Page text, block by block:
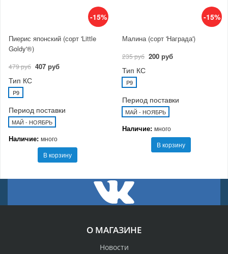
-15%
Пиерис японский (сорт 'Little
Goldy'®)
479 руб 407 руб
Тип КС
P9
Период поставки
МАЙ - НОЯБРЬ
Наличие: много
В корзину
-15%
Малина (сорт 'Награда')
235 руб 200 руб
Тип КС
P9
Период поставки
МАЙ - НОЯБРЬ
Наличие: много
В корзину
О МАГАЗИНЕ
Новости